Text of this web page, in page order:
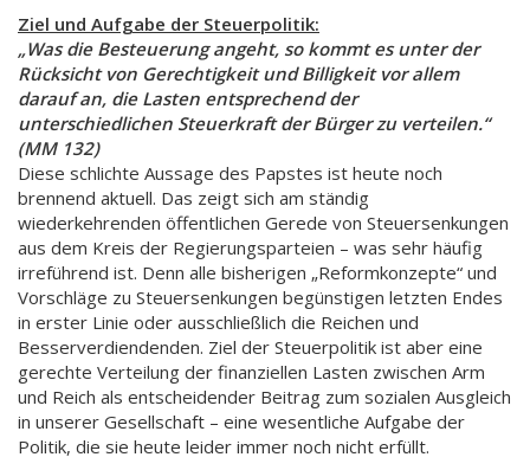
Ziel und Aufgabe der Steuerpolitik:
„Was die Besteuerung angeht, so kommt es unter der
Rücksicht von Gerechtigkeit und Billigkeit vor allem
darauf an, die Lasten entsprechend der
unterschiedlichen Steuerkraft der Bürger zu verteilen.“
(MM 132)
Diese schlichte Aussage des Papstes ist heute noch
brennend aktuell. Das zeigt sich am ständig
wiederkehrenden öffentlichen Gerede von Steuersenkungen
aus dem Kreis der Regierungsparteien – was sehr häufig
irreführend ist. Denn alle bisherigen „Reformkonzepte“ und
Vorschläge zu Steuersenkungen begünstigen letzten Endes
in erster Linie oder ausschließlich die Reichen und
Besserverdiendenden. Ziel der Steuerpolitik ist aber eine
gerechte Verteilung der finanziellen Lasten zwischen Arm
und Reich als entscheidender Beitrag zum sozialen Ausgleich
in unserer Gesellschaft – eine wesentliche Aufgabe der
Politik, die sie heute leider immer noch nicht erfüllt.